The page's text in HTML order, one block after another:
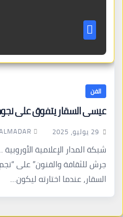
الفن
عيسى السقار يتفوق على
29 يوليو، 2025
شبكة المدار الإعلامية
جرش للثقافة والفنون” على
السقار، عندما اختارته ليكون…